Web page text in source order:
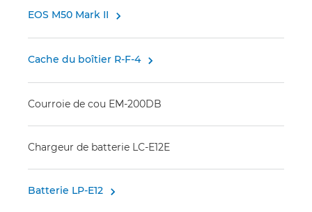
EOS M50 Mark II 
Cache du boîtier R-F-4 
Courroie de cou EM-200DB
Chargeur de batterie LC-E12E
Batterie LP-E12 